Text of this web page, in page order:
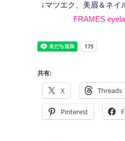
↓マツエク、美眉＆ネイ
FRAMES
共有:
X Threads
Pinterest